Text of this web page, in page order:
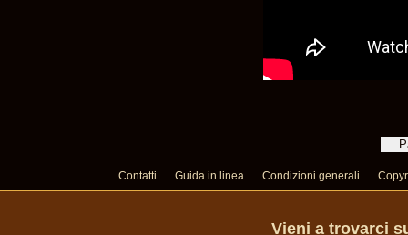
Contatti Guida in linea Condizioni generali
Vieni a trovarci